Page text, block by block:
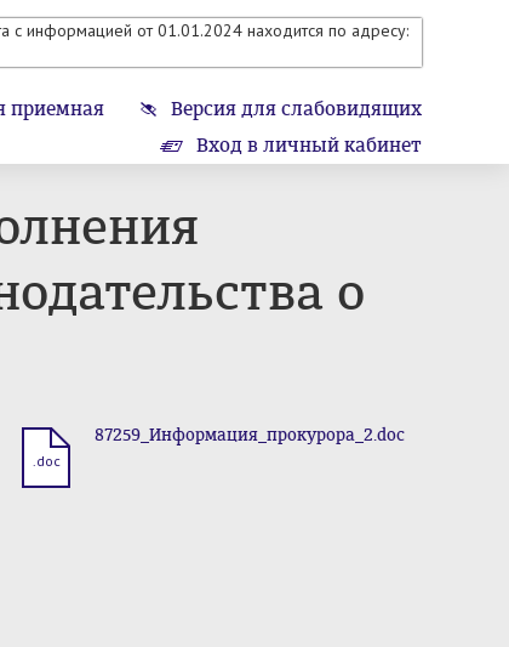
с информацией от 01.01.2024 находится по адресу:
приемная
Версия для слабовидящих
Вход в личный кабинет
о
.doc
87259_Информация_прокурора_2.doc